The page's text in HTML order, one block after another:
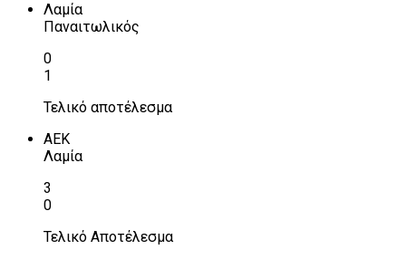
Λαμία
Παναιτωλικός
0
1
Τελικό αποτέλεσμα
ΑΕΚ
Λαμία
3
0
Τελικό Αποτέλεσμα